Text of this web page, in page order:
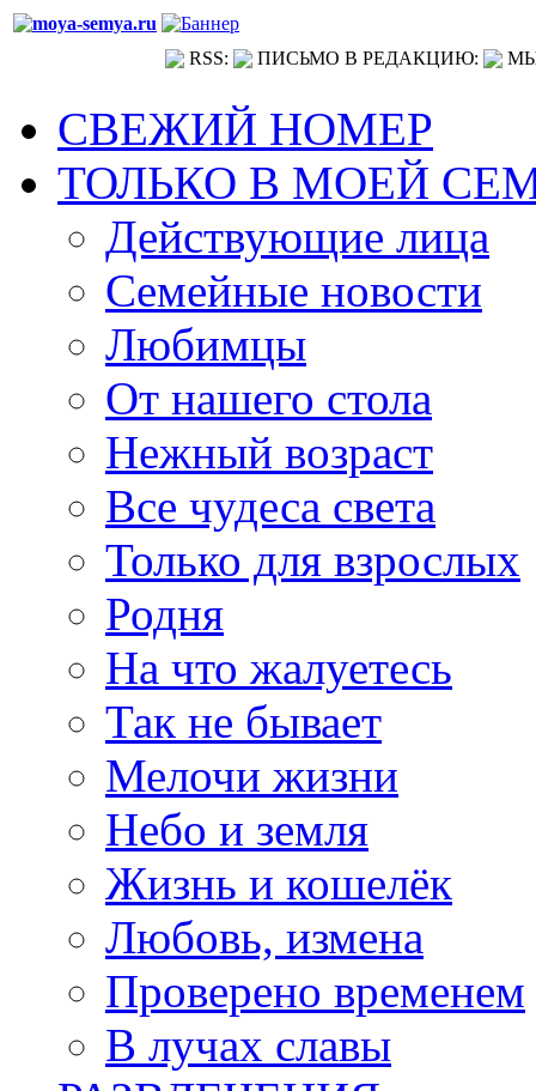
RSS: ПИСЬМО В РЕДАКЦИЮ:
СВЕЖИЙ НОМЕР
ТОЛЬКО В МОЕЙ
Действующие лица
Семейные новости
Любимцы
От нашего стола
Нежный возраст
Все чудеса света
Только для взрослых
Родня
На что жалуетесь
Так не бывает
Мелочи жизни
Небо и земля
Жизнь и кошелёк
Любовь, измена
Проверено временем
В лучах славы